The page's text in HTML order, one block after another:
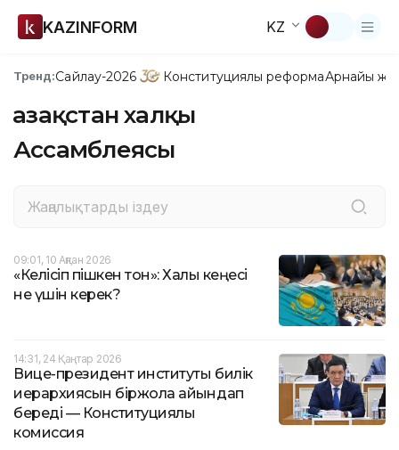
KAZINFORM KZ
Тренд:Сайлау-2026 Конституциялық реформаАрнайы
Қазақстан халқы
Ассамблеясы
09:01, 10 Ақпан 2026
«Келісіп пішкен тон»: Халық кеңесі
не үшін керек?
14:31, 24 Қаңтар 2026
Вице-президент институты билік
иерархиясын біржола айқындап
береді — Конституциялық
комиссия